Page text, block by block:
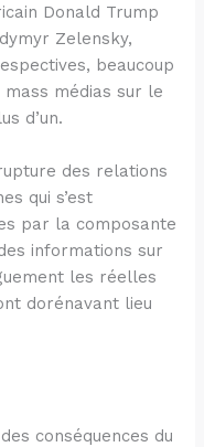
Donald Trump
Zelensky,
beaucoup
médias sur le
d’un.
des relations
qui s’est
par la composante
informations sur
les réelles
dorénavant lieu
conséquences du